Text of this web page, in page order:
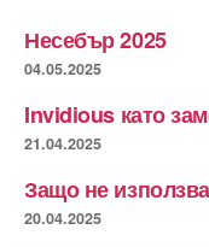
Несебър 2025
04.05.2025
Invidious като
21.04.2025
Защо не
20.04.2025